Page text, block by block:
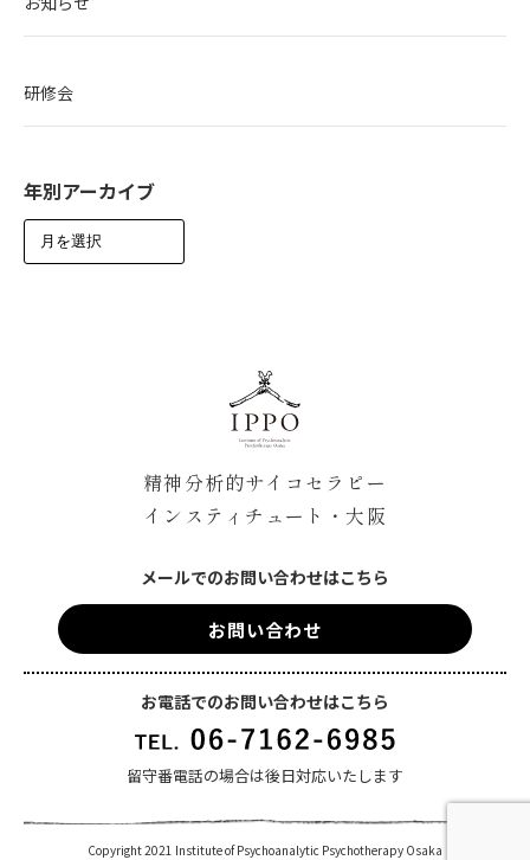
研修会
年別アーカイブ
精神分析的サイコセラピー
インスティチュート・大阪
メールでのお問い合わせはこちら
お問い合わせ
お電話でのお問い合わせはこちら
留守番電話の場合は後日対応いたします
Copyright 2021 Institute of Psychoanalytic Psychotherapy Osaka